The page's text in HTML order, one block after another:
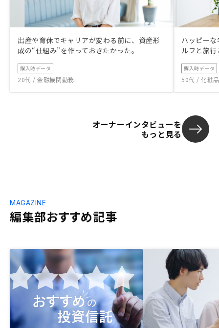
他の口コミで普通に数十万単位で値引きし
てもらったというものがいくつかあったた
明があったが、結局購入した物件の何がそ
んなによいのかは抽象度が高い説明のみ
で、他との比較もない、判断できないの
で、個人的には納得感は薄い。 グループ
一貫での体制については、価格メリットも
大きく、他社と比較しても明らかに良いと
スの開示がないので、納得感はあまりな
い。全体の入居率の実績のみにしか顧客に
し、わずかな%の差しかないので、そこを
売りにしているわりには、詳細の説明が薄
出産や育休でキャリアが変わる前に、資産形
成の“仕組み”を作っておきたかった。
購入時データ
20代 / 金融機関勤務
ハッピー
ルフと旅
購入時データ
50代 / 化粧
オーナーインタビューを
もっと見る
編集部おすすめ記事
MAGAZINE